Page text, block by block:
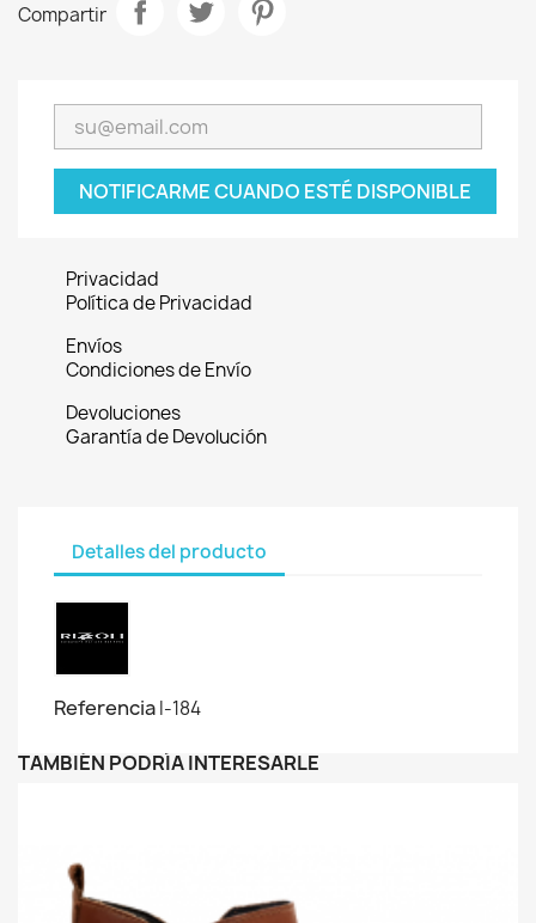
Compartir
NOTIFICARME CUANDO ESTÉ DISPONIBLE
Privacidad
Política de Privacidad
Envíos
Condiciones de Envío
Devoluciones
Garantía de Devolución
Detalles del producto
ReferenciaI-184
TAMBIÉN PODRÍA INTERESARLE